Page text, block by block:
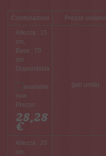
Combinazioni Prezzo unitario
Altezza : 15
cm,
Base : 70
cm
Disponibilità
:
Prezzo :
28,28
€
(per unità)
Altezza : 20
cm,